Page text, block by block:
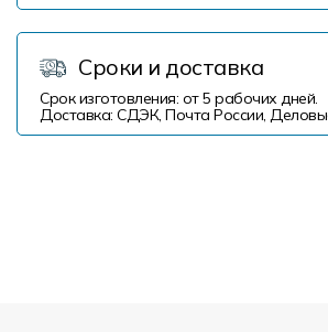
Сроки и доставка
Срок изготовления: от 5 рабочих дней.
Доставка: СДЭК, Почта России,